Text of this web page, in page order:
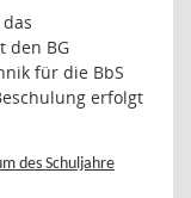
den BG
für die BbS
erfolgt
des Schuljahre